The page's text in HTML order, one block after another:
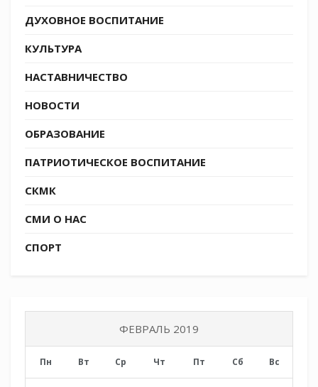
ДУХОВНОЕ ВОСПИТАНИЕ
КУЛЬТУРА
НАСТАВНИЧЕСТВО
НОВОСТИ
ОБРАЗОВАНИЕ
ПАТРИОТИЧЕСКОЕ ВОСПИТАНИЕ
СКМК
СМИ О НАС
СПОРТ
ФЕВРАЛЬ 2019
Пн Вт Ср Чт Пт Сб Вс